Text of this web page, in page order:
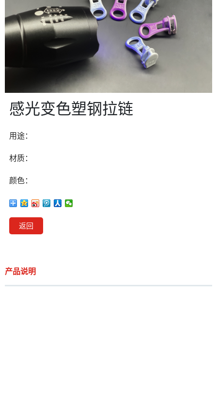
感光变色塑钢拉链
用途：
材质：
颜色：
返回
产品说明